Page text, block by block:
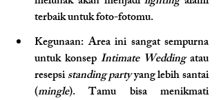
terbaik untuk foto-fotomu.
Kegunaan: Area ini sangat sempurna
untuk konsep Intimate Wedding atau
resepsi standing party yang lebih santai
(mingle
). Tamu bisa menikmati